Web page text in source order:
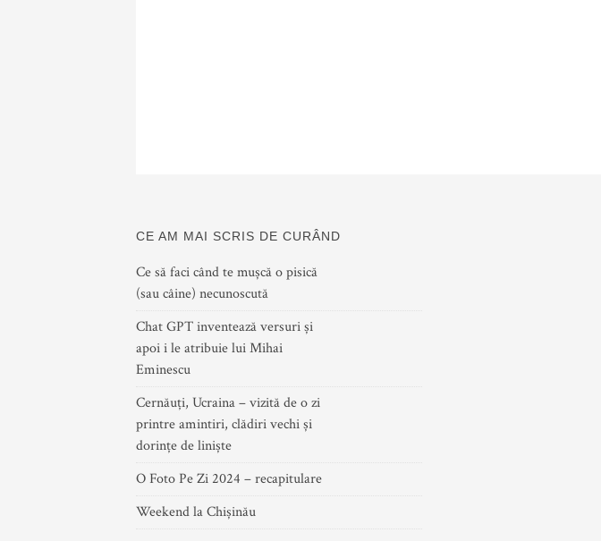
CE AM MAI SCRIS DE CURÂND
Ce să faci când te mușcă o pisică
(sau câine) necunoscută
Chat GPT inventează versuri și
apoi i le atribuie lui Mihai
Eminescu
Cernăuți, Ucraina – vizită de o zi
printre amintiri, clădiri vechi și
dorințe de liniște
O Foto Pe Zi 2024 – recapitulare
Weekend la Chișinău